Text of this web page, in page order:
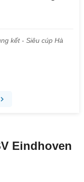
Eindhoven